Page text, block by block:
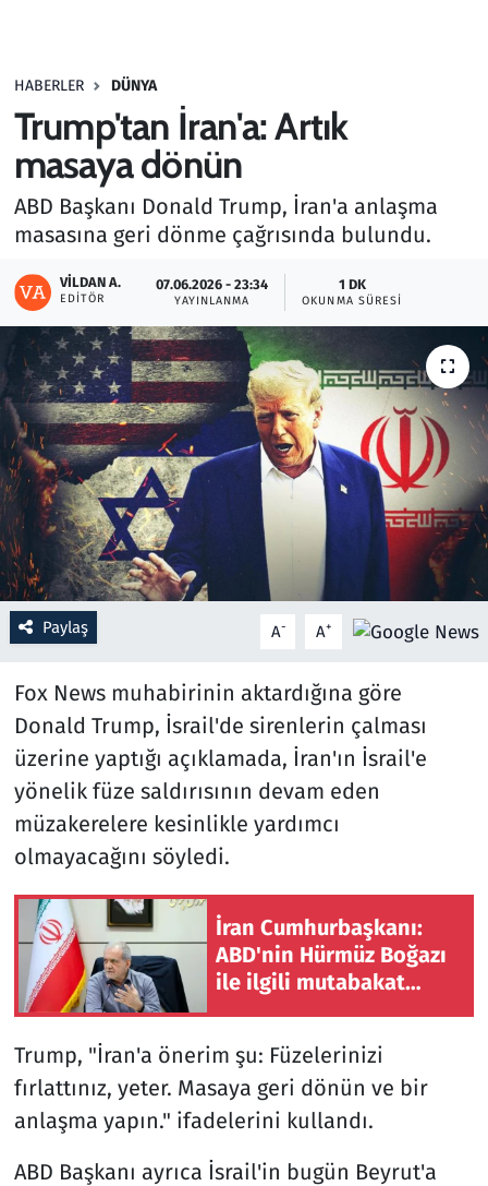
HABERLER DÜNYA
Trump'tan İran'a: Artık
masaya dönün
ABD Başkanı Donald Trump, İran'a anlaşma
masasına geri dönme çağrısında bulundu.
VILDAN A.
EDITÖR
07.06.2026 - 23:34
YAYINLANMA
1 DK
OKUNMA SÜRESI
Paylaş A- A+
Fox News muhabirinin aktardığına göre
Donald Trump, İsrail'de sirenlerin çalması
üzerine yaptığı açıklamada, İran'ın İsrail'e
yönelik füze saldırısının devam eden
müzakerelere kesinlikle yardımcı
olmayacağını söyledi.
İran Cumhurbaşkanı:
ABD'nin Hürmüz Boğazı
ile ilgili mutabakat
Trump, "İran'a önerim şu: Füzelerinizi
fırlattınız, yeter. Masaya geri dönün ve bir
anlaşma yapın." ifadelerini kullandı.
ABD Başkanı ayrıca İsrail'in bugün Beyrut'a
Haber
Kültür Sanat
Kurumsal Haberler
Otomobil
Oyun
Ramazan
Resmi İlanlar
Rüya Tabirleri
Sağlık
Savunma Sanayi
Seçim 2023
Spor
Teknoloji ve Bilim
Televizyon